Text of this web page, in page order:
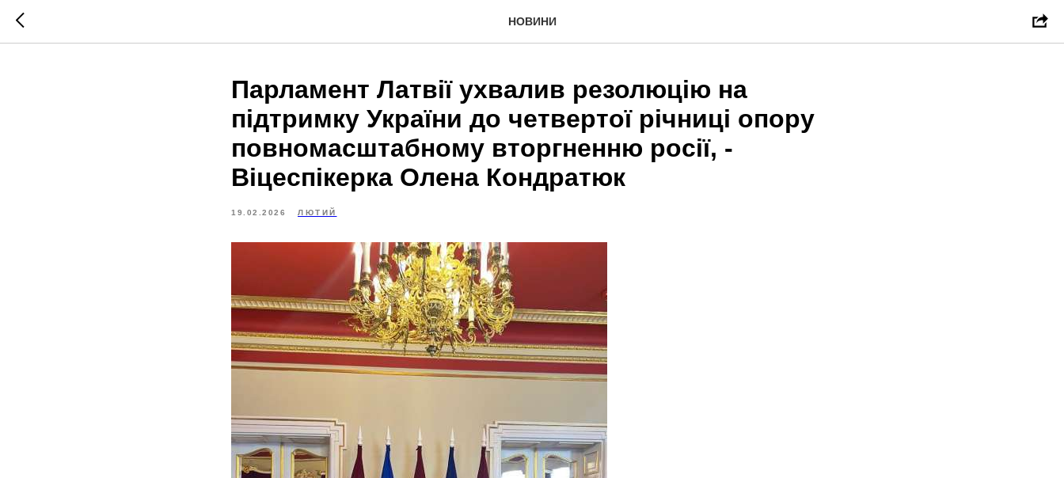
НОВИНИ
Парламент Латвії ухвалив резолюцію на
підтримку України до четвертої річниці опору
повномасштабному вторгненню росії, -
Віцеспікерка Олена Кондратюк
19.02.2026 ЛЮТИЙ